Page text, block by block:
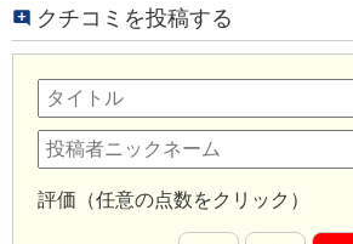
クチコミを投稿する
評価（任意の点数をクリック）